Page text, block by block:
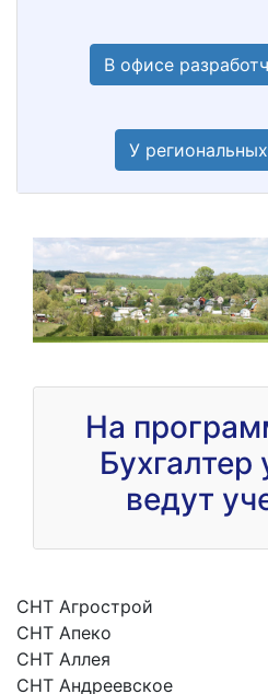
В офисе
У
На
ведут
СНТ Агрострой
СНТ Апеко
СНТ Аллея
СНТ Андреевское